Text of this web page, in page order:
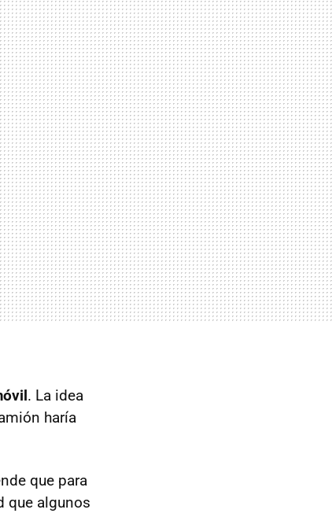
. La idea
haría
que para
que algunos